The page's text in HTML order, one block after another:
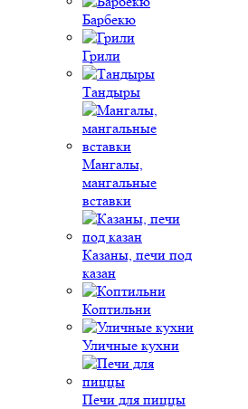
Барбекю
Грили
Тандыры
Мангалы,
мангальные
вставки
Казаны, печи под
казан
Коптильни
Уличные кухни
Печи для пиццы